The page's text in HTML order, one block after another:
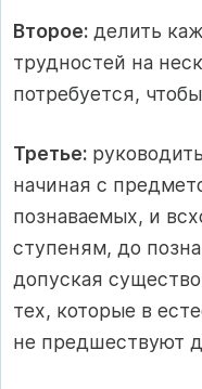
Второе: делить
трудностей на
потребуется,
Третье:
начиная с
познаваемых, и
ступеням, до
допуская
тех, которые в
не предшествуют